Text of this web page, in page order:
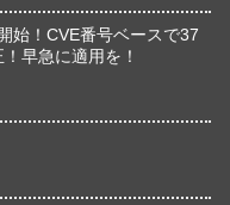
始！CVE番号ベースで37
早急に適用を！